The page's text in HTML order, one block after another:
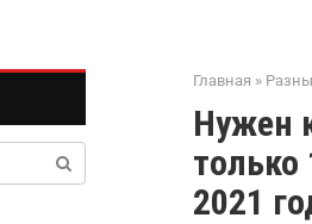
Главная »
Нужен
2021